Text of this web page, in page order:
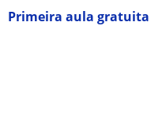
Primeira aula gratuita